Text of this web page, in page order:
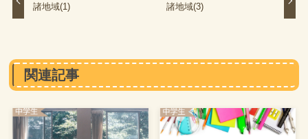
諸地域(1)
諸地域(3)
関連記事